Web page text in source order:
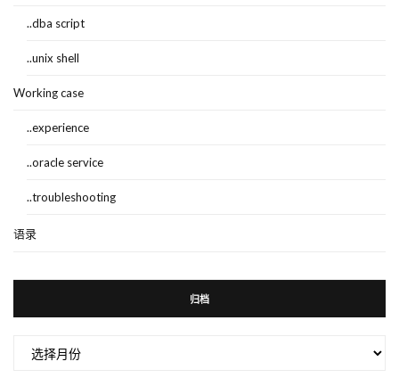
..dba script
..unix shell
Working case
..experience
..oracle service
..troubleshooting
语录
归档